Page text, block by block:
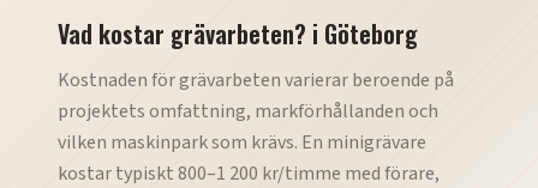
Vad kostar grävarbeten? i Göteborg
Kostnaden för grävarbeten varierar beroende på
projektets omfattning, markförhållanden och
vilken maskinpark som krävs. En minigrävare
kostar typiskt 800–1 200 kr/timme med förare,